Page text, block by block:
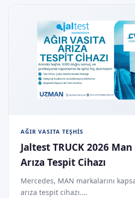
AĞIR VASITA TEŞHIS
Jaltest TRUCK 2026
Arıza Tespit Cihazı
Mercedes, MAN markalarını
arıza tespit cihazı.…